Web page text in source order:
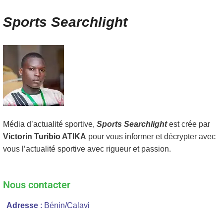
Sports Searchlight
Média d’actualité sportive, Sports Searchlightest crée par
Victorin Turibio ATIKA pour vous informer et décrypter avec
vous l’actualité sportive avec rigueur et passion.
Nous contacter
Adresse : Bénin/Calavi